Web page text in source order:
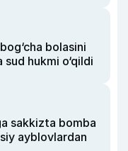
bolasini
hukmi o‘qildi
sakkizta bomba
ayblovlardan